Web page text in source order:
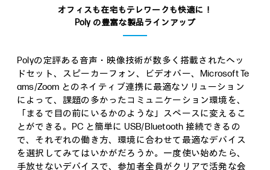
オフィスも在宅もテレワークも快適に！
Poly の豊富な製品ラインアップ
Polyの定評ある音声・映像技術が数多く搭載されたヘッ
ドセット、スピーカーフォン、ビデオバー、Microsoft Te
ams/Zoom とのネイティブ連携に最適なソリューション
によって、課題の多かったコミュニケーション環境を、
「まるで目の前にいるかのような」スペースに変えるこ
とができる。PC と簡単に USB/Bluetooth 接続できるの
で、それぞれの働き方、環境に合わせて最適なデバイス
を選択してみてはいかがだろうか。一度使い始めたら、
手放せないデバイスで、参加者全員がクリアで活発な会